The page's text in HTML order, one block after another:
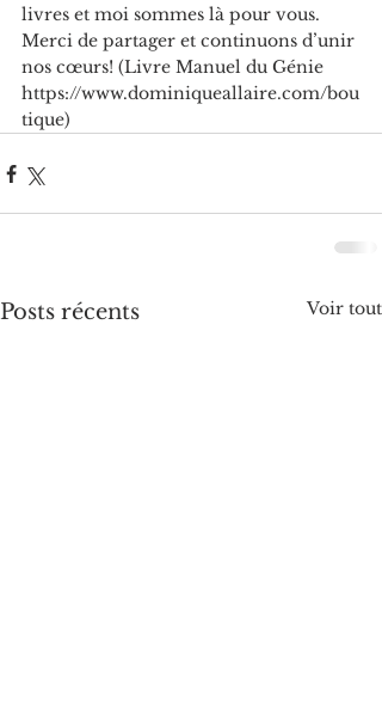
livres et moi sommes là pour vous.
Merci de partager et continuons d’unir
nos cœurs! (Livre Manuel du Génie
https://www.dominiqueallaire.com/bou
tique)
Posts récents Voir tout